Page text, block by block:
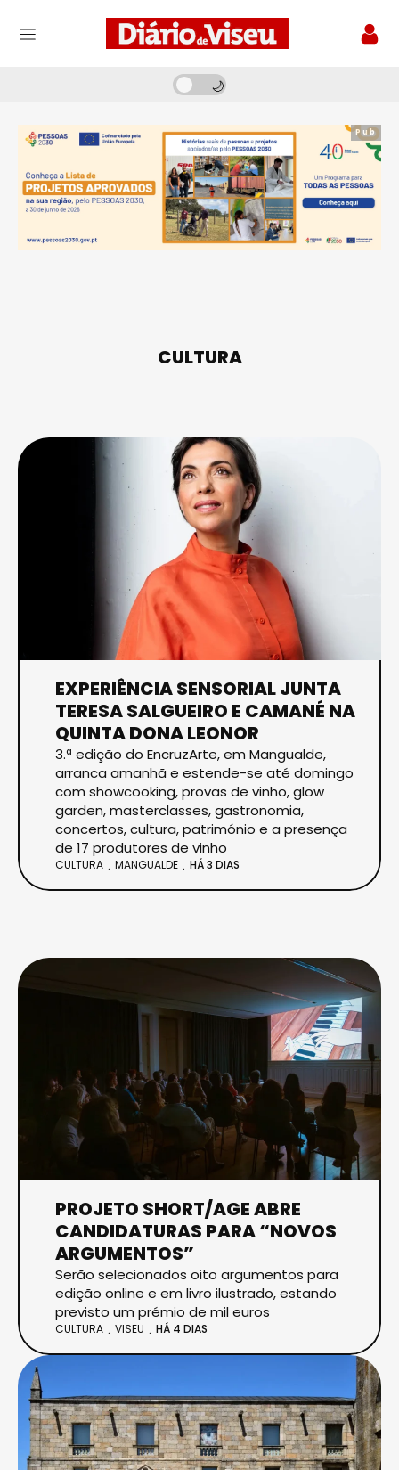
Pub
CULTURA
EXPERIÊNCIA SENSORIAL JUNTA
TERESA SALGUEIRO E CAMANÉ NA
QUINTA DONA LEONOR
3.ª edição do EncruzArte, em Mangualde,
arranca amanhã e estende-se até domingo
com showcooking, provas de vinho, glow
garden, masterclasses, gastronomia,
concertos, cultura, património e a presença
de 17 produtores de vinho
CULTURA MANGUALDE HÁ 3 DIAS
PROJETO SHORT/AGE ABRE
CANDIDATURAS PARA “NOVOS
ARGUMENTOS”
Serão selecionados oito argumentos para
edição online e em livro ilustrado, estando
previsto um prémio de mil euros
CULTURA VISEU HÁ 4 DIAS